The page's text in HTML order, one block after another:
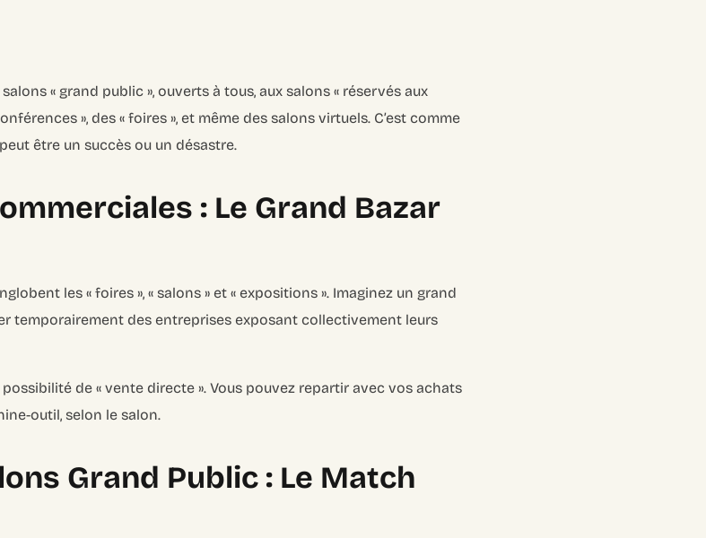
« grand public », ouverts à tous, aux salons « réservés aux
», des « foires », et même des salons virtuels. C’est comme
être un succès ou un désastre.
: Le Grand Bazar
les « foires », « salons » et « expositions ». Imaginez un grand
temporairement des entreprises exposant collectivement leurs
de « vente directe ». Vous pouvez repartir avec vos achats
outil, selon le salon.
Grand Public : Le Match